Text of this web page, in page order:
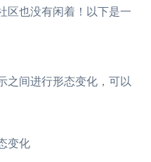
区也没有闲着！以下是一
之间进行形态变化，可以
变化